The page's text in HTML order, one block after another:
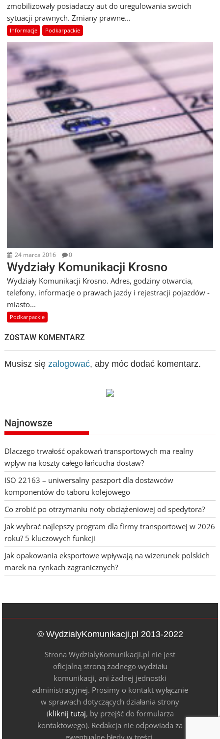
zmobilizowały posiadaczy aut do uregulowania swoich
sytuacji prawnych. Zmiany prawne...
Informacje Podkarpackie
24 marca 2016 0
Wydziały Komunikacji Krosno
Wydziały Komunikacji Krosno. Adres, godziny otwarcia,
telefony, informacje o prawach jazdy i rejestracji pojazdów -
miasto...
Podkarpackie
ZOSTAW KOMENTARZ
Musisz sięzalogować, aby móc dodać komentarz.
Najnowsze
Dlaczego trwałość opakowań transportowych ma realny
wpływ na koszty całego łańcucha dostaw?
ISO 22163 – uniwersalny paszport dla dostawców
komponentów do taboru kolejowego
Co zrobić po otrzymaniu noty obciążeniowej od spedytora?
Jak wybrać najlepszy program dla firmy transportowej w 2026
roku? 5 kluczowych funkcji
Jak opakowania eksportowe wpływają na wizerunek polskich
marek na rynkach zagranicznych?
© WydzialyKomunikacji.pl 2013-2022
Strona WydzialyKomunikacji.pl nie jest
oficjalną stroną żadnego wydziału
komunikacji, ani żadnej jednostki
administracyjnej. Prosimy o kontakt wyłącznie
w sprawach dotyczących działania strony
(kliknij tutaj, by przejść do formularza
kontaktowego). Redakcja nie odpowiada za